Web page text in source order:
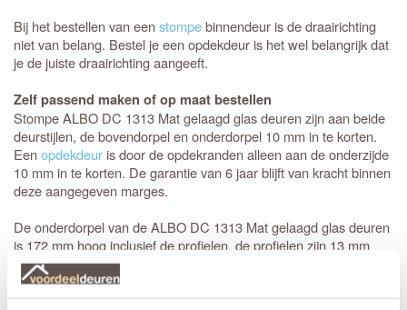
Bij het bestellen van eenstompebinnendeur is de draairichting
niet van belang. Bestel je een opdekdeur is het wel belangrijk dat
je de juiste draairichting aangeeft.
Zelf passend maken of op maat bestellen
Stompe ALBO DC 1313 Mat gelaagd glas deuren zijn aan beide
deurstijlen, de bovendorpel en onderdorpel 10 mm in te korten.
Eenopdekdeur is door de opdekranden alleen aan de onderzijde
10 mm in te korten. De garantie van 6 jaar blijft van kracht binnen
deze aangegeven marges.
De onderdorpel van de ALBO DC 1313 Mat gelaagd glas deuren
is 172 mm hoog inclusief de profielen, de profielen zijn 13 mm
breed. De zijstijlen en de bovendorpel zijn 128 mm hoog inclusief
de profielen en de tussenligger in de deur is 110 mm breed
inclusief de profielen.